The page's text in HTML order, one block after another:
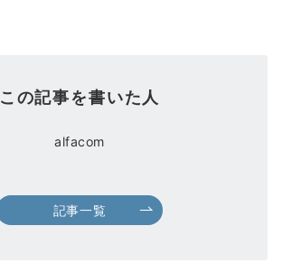
この記事を書いた人
alfacom
記事一覧